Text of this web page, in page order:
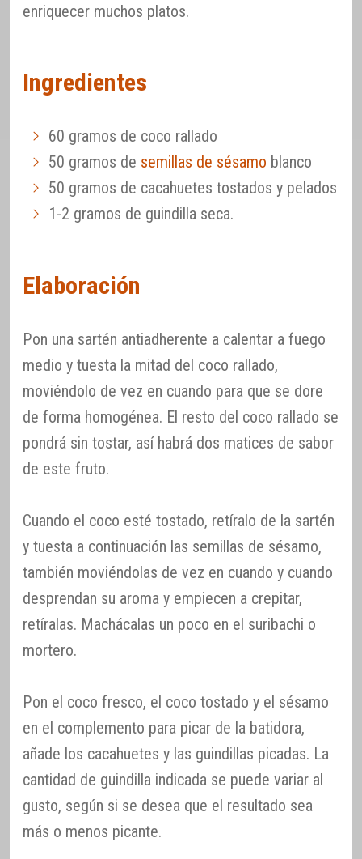
enriquecer muchos platos.
Ingredientes
60 gramos de coco rallado
50 gramos de semillas de sésamo blanco
50 gramos de cacahuetes tostados y pelados
1-2 gramos de guindilla seca.
Elaboración
Pon una sartén antiadherente a calentar a fuego
medio y tuesta la mitad del coco rallado,
moviéndolo de vez en cuando para que se dore
de forma homogénea. El resto del coco rallado se
pondrá sin tostar, así habrá dos matices de sabor
de este fruto.
Cuando el coco esté tostado, retíralo de la sartén
y tuesta a continuación las semillas de sésamo,
también moviéndolas de vez en cuando y cuando
desprendan su aroma y empiecen a crepitar,
retíralas. Machácalas un poco en el suribachi o
mortero.
Pon el coco fresco, el coco tostado y el sésamo
en el complemento para picar de la batidora,
añade los cacahuetes y las guindillas picadas. La
cantidad de guindilla indicada se puede variar al
gusto, según si se desea que el resultado sea
más o menos picante.